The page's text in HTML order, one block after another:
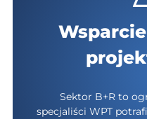
Sektor B+R to
specjaliści WPT